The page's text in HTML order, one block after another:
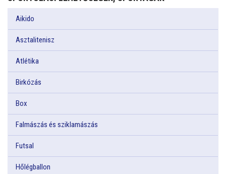
Aikido
Asztalitenisz
Atlétika
Birkózás
Box
Falmászás és sziklamászás
Futsal
Hőlégballon